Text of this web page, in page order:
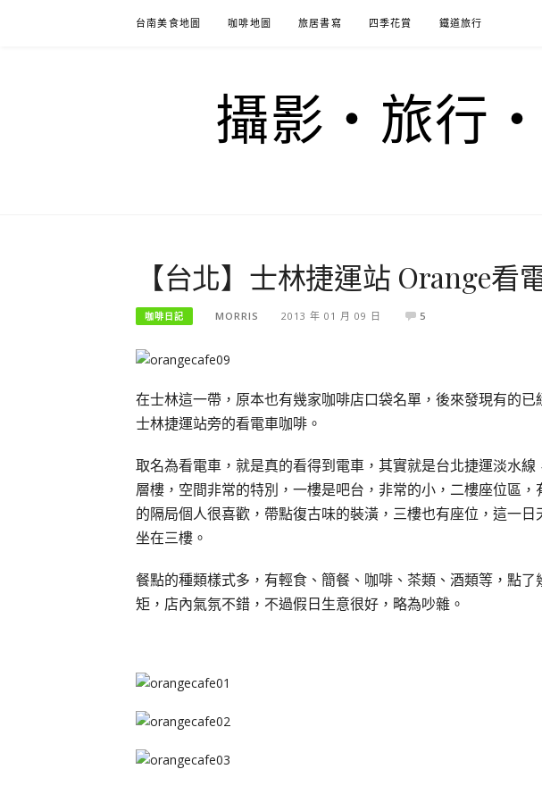
台南美食地圖 咖啡地圖 旅居書寫 四季花賞 鐵道旅行
攝影‧旅行‧
【台北】士林捷運站 Orange看
咖啡日記 MORRIS 2013 年 01 月 09 日 5
在士林這一帶，原本也有幾家咖啡店口袋名單，後來發現有的
士林捷運站旁的看電車咖啡。
取名為看電車，就是真的看得到電車，其實就是台北捷運淡水
層樓，空間非常的特別，一樓是吧台，非常的小，二樓座位區
的隔局個人很喜歡，帶點復古味的裝潢，三樓也有座位，這一
坐在三樓。
餐點的種類樣式多，有輕食、簡餐、咖啡、茶類、酒類等，點
矩，店內氣氛不錯，不過假日生意很好，略為吵雜。